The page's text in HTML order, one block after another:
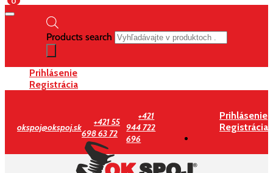
Products search
Prihlásenie
Registrácia
okspoj@okspoj.sk
+421 55
698 63 72
+421
944 722
696
Prihlásenie
Registrácia